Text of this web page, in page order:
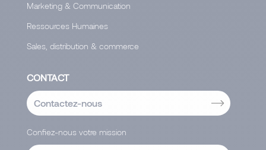
Marketing & Communication
Ressources Humaines
Sales, distribution & commerce
CONTACT
Contactez-nous
Confiez-nous votre mission